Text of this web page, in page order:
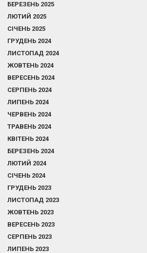
БЕРЕЗЕНЬ 2025
ЛЮТИЙ 2025
СІЧЕНЬ 2025
ГРУДЕНЬ 2024
ЛИСТОПАД 2024
ЖОВТЕНЬ 2024
ВЕРЕСЕНЬ 2024
СЕРПЕНЬ 2024
ЛИПЕНЬ 2024
ЧЕРВЕНЬ 2024
ТРАВЕНЬ 2024
КВІТЕНЬ 2024
БЕРЕЗЕНЬ 2024
ЛЮТИЙ 2024
СІЧЕНЬ 2024
ГРУДЕНЬ 2023
ЛИСТОПАД 2023
ЖОВТЕНЬ 2023
ВЕРЕСЕНЬ 2023
СЕРПЕНЬ 2023
ЛИПЕНЬ 2023